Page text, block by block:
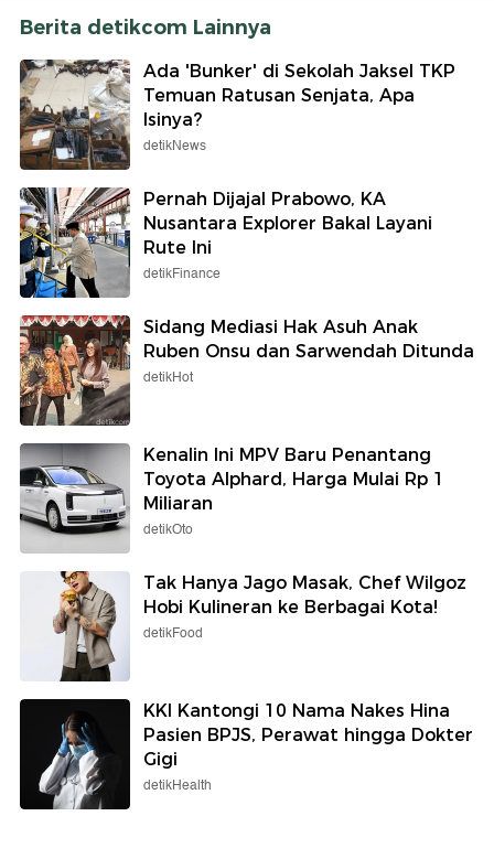
Berita detikcom Lainnya
Ada 'Bunker' di Sekolah Jaksel TKP
Temuan Ratusan Senjata, Apa
Isinya?
detikNews
Pernah Dijajal Prabowo, KA
Nusantara Explorer Bakal Layani
Rute Ini
detikFinance
Sidang Mediasi Hak Asuh Anak
Ruben Onsu dan Sarwendah Ditunda
detikHot
Kenalin Ini MPV Baru Penantang
Toyota Alphard, Harga Mulai Rp 1
Miliaran
detikOto
Tak Hanya Jago Masak, Chef Wilgoz
Hobi Kulineran ke Berbagai Kota!
detikFood
KKI Kantongi 10 Nama Nakes Hina
Pasien BPJS, Perawat hingga Dokter
Gigi
detikHealth